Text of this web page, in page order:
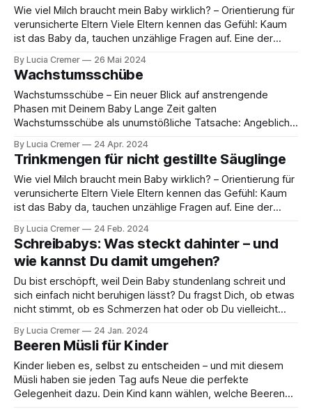
Wie viel Milch braucht mein Baby wirklich? – Orientierung für
verunsicherte Eltern Viele Eltern kennen das Gefühl: Kaum
ist das Baby da, tauchen unzählige Fragen auf. Eine der
„Trinkt mein Baby genug? Oder vielleicht zu viel?“ – Diese
Sorge ist völlig normal und beschäftigt fast alle
By Lucia Cremer 26 Mai 2024
Wachstumsschübe
Wachstumsschübe – Ein neuer Blick auf anstrengende
Phasen mit Deinem Baby Lange Zeit galten
Wachstumsschübe als unumstößliche Tatsache: Angeblich
„Schübe“, werden plötzlich anhänglicher, schlafen
schlechter und sind schwer zufriedenzustellen. Auch ich,
Lucia Cremer – Kinderkrankenschwester, habe dieses
Konzept viele Jahre so weitergegeben. Doch inzwischen
By Lucia Cremer 24 Apr. 2024
Trinkmengen für nicht gestillte Säuglinge
Wie viel Milch braucht mein Baby wirklich? – Orientierung für
verunsicherte Eltern Viele Eltern kennen das Gefühl: Kaum
ist das Baby da, tauchen unzählige Fragen auf. Eine der
„Trinkt mein Baby genug? Oder vielleicht zu viel?“ – Diese
Sorge ist völlig normal und beschäftigt fast alle
By Lucia Cremer 24 Feb. 2024
Schreibabys: Was steckt dahinter – und
wie kannst Du damit umgehen?
Du bist erschöpft, weil Dein Baby stundenlang schreit und
sich einfach nicht beruhigen lässt? Du fragst Dich, ob etwas
nicht stimmt, ob es Schmerzen hat oder ob Du vielleicht
und Du bist damit nicht allein. Was steckt wirklich hinter dem
vielen Schreien?
By Lucia Cremer 24 Jan. 2024
Beeren Müsli für Kinder
Kinder lieben es, selbst zu entscheiden – und mit diesem
Müsli haben sie jeden Tag aufs Neue die perfekte
Gelegenheit dazu. Dein Kind kann wählen, welche Beeren